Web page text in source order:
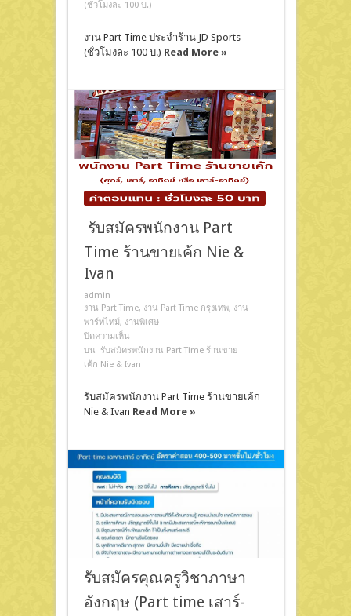
(ชั่วโมงละ 100 บ.)
งาน Part Time ประจำร้าน JD Sports
(ชั่วโมงละ 100 บ.) Read More »
รับสมัครพนักงาน Part
Time ร้านขายเค้ก Nie &
Ivan
admin
งาน Part Time, งาน Part Time กรุงเทพ, งาน
พาร์ทไทม์, งานพิเศษ
ปิดความเห็น
บน รับสมัครพนักงาน Part Time ร้านขาย
เค้ก Nie & Ivan
รับสมัครพนักงาน Part Time ร้านขายเค้ก
Nie & Ivan Read More »
รับสมัครคุณครูวิชาภาษา
อังกฤษ (Part time เสาร์-